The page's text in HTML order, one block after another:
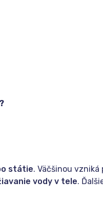
státie. Väčšinou vzniká
vody v tele.